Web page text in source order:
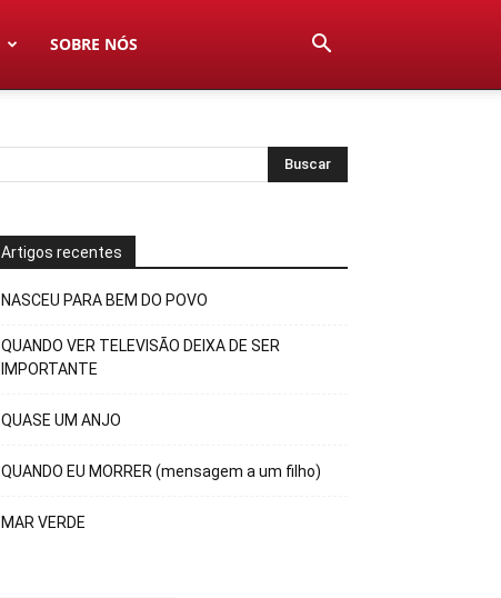
SOBRE NÓS
Artigos recentes
NASCEU PARA BEM DO POVO
QUANDO VER TELEVISÃO DEIXA DE SER
IMPORTANTE
QUASE UM ANJO
QUANDO EU MORRER (mensagem a um filho)
MAR VERDE